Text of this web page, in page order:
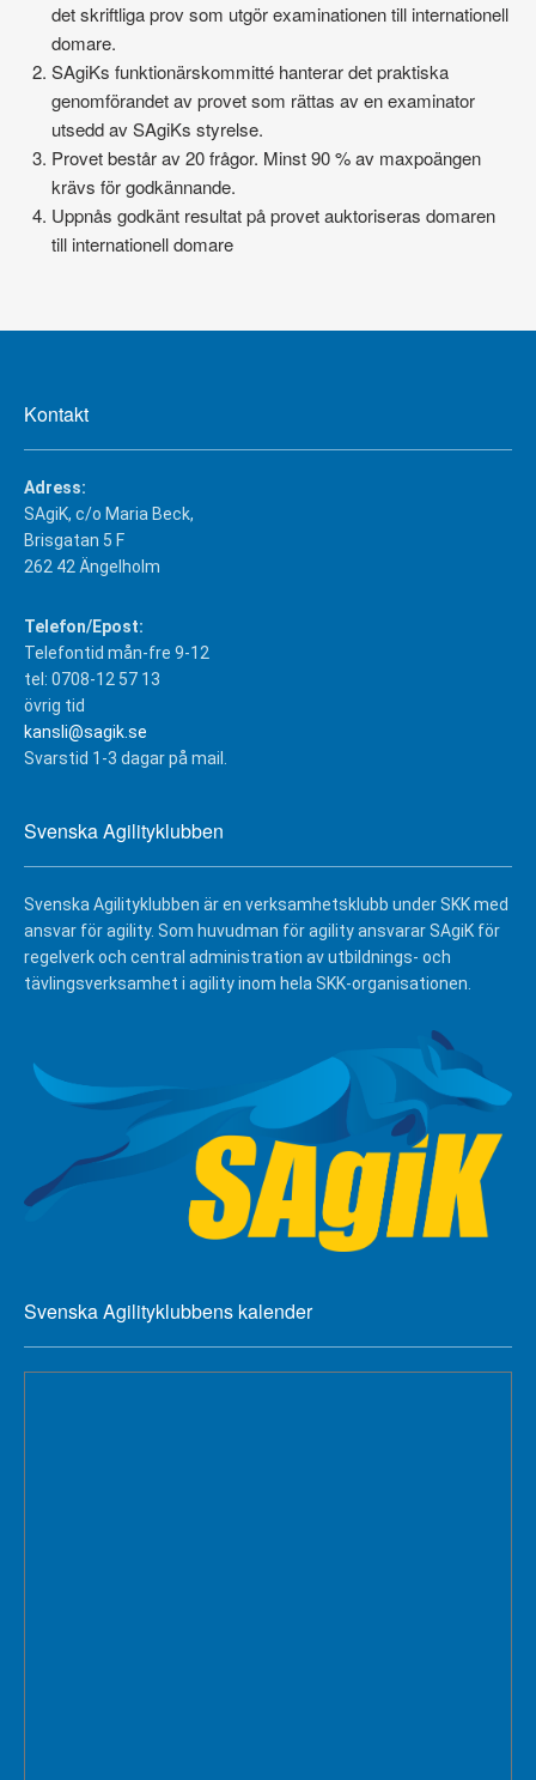
det skriftliga prov som utgör examinationen till internationell
domare.
SAgiKs funktionärskommitté hanterar det praktiska
genomförandet av provet som rättas av en examinator
utsedd av SAgiKs styrelse.
Provet består av 20 frågor. Minst 90 % av maxpoängen
krävs för godkännande.
Uppnås godkänt resultat på provet auktoriseras domaren
till internationell domare
Kontakt
Adress:
SAgiK, c/o Maria Beck,
Brisgatan 5 F
262 42 Ängelholm
Telefon/Epost:
Telefontid mån-fre 9-12
tel: 0708-12 57 13
övrig tid
kansli@sagik.se
Svarstid 1-3 dagar på mail.
Svenska Agilityklubben
Svenska Agilityklubben är en verksamhetsklubb under SKK med
ansvar för agility. Som huvudman för agility ansvarar SAgiK för
regelverk och central administration av utbildnings- och
tävlingsverksamhet i agility inom hela SKK-organisationen.
Svenska Agilityklubbens kalender